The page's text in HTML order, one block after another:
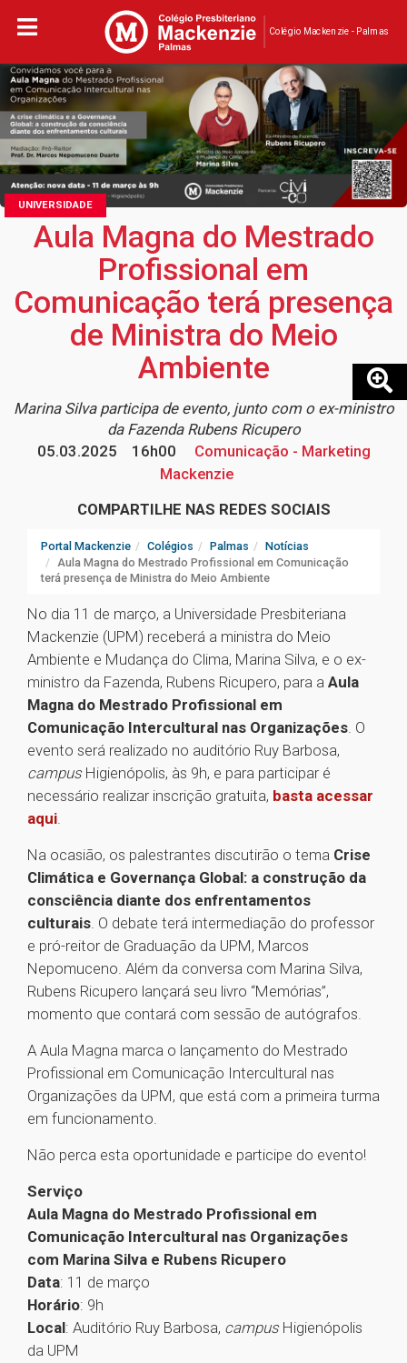
Colégio Mackenzie - Palmas
UNIVERSIDADE
Aula Magna do Mestrado
Profissional em
Comunicação terá presença
de Ministra do Meio
Ambiente
Marina Silva participa de evento, junto com o ex-ministro
da Fazenda Rubens Ricupero
05.03.2025
16h00
Comunicação - Marketing
Mackenzie
COMPARTILHE NAS REDES SOCIAIS
Portal Mackenzie Colégios Palmas
Notícias
Aula Magna do Mestrado Profissional em Comunicação
terá presença de Ministra do Meio Ambiente
No dia 11 de março, a Universidade Presbiteriana
Mackenzie (UPM) receberá a ministra do Meio
Ambiente e Mudança do Clima, Marina Silva, e o ex-
ministro da Fazenda, Rubens Ricupero, para a Aula
Magna do Mestrado Profissional em
Comunicação Intercultural nas Organizações. O
evento será realizado no auditório Ruy Barbosa,
campus Higienópolis, às 9h, e para participar é
necessário realizar inscrição gratuita, basta acessar
aqui.
Na ocasião, os palestrantes discutirão o tema Crise
Climática e Governança Global: a construção da
consciência diante dos enfrentamentos
culturais. O debate terá intermediação do professor
e pró-reitor de Graduação da UPM, Marcos
Nepomuceno. Além da conversa com Marina Silva,
Rubens Ricupero lançará seu livro “Memórias”,
momento que contará com sessão de autógrafos.
A Aula Magna marca o lançamento do Mestrado
Profissional em Comunicação Intercultural nas
Organizações da UPM, que está com a primeira turma
em funcionamento.
Não perca esta oportunidade e participe do evento!
Serviço
Aula Magna do Mestrado Profissional em
Comunicação Intercultural nas Organizações
com Marina Silva e Rubens Ricupero
Data: 11 de março
Horário: 9h
Local: Auditório Ruy Barbosa, campus Higienópolis
da UPM